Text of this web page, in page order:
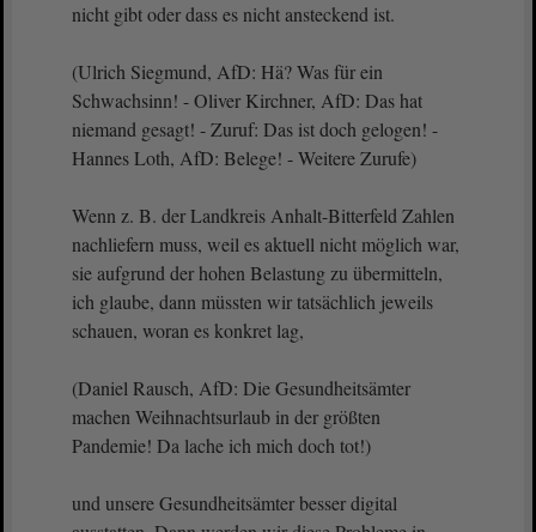
nicht gibt oder dass es nicht ansteckend ist.
(Ulrich Siegmund, AfD: Hä? Was für ein
Schwachsinn! - Oliver Kirchner, AfD: Das hat
niemand gesagt! - Zuruf: Das ist doch gelogen! -
Hannes Loth, AfD: Belege! - Weitere Zurufe)
Wenn z. B. der Landkreis Anhalt-Bitterfeld Zahlen
nachliefern muss, weil es aktuell nicht möglich war,
sie aufgrund der hohen Belastung zu übermitteln,
ich glaube, dann müssten wir tatsächlich jeweils
schauen, woran es konkret lag,
(Daniel Rausch, AfD: Die Gesundheitsämter
machen Weihnachtsurlaub in der größten
Pandemie! Da lache ich mich doch tot!)
und unsere Gesundheitsämter besser digital